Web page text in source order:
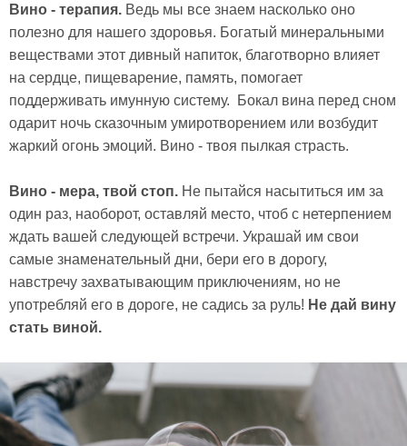
Вино - терапия. Ведь мы все знаем насколько оно
полезно для нашего здоровья. Богатый минеральными
веществами этот дивный напиток, благотворно влияет
на сердце, пищеварение, память, помогает
поддерживать имунную систему. Бокал вина перед сном
одарит ночь сказочным умиротворением или возбудит
жаркий огонь эмоций. Вино - твоя пылкая страсть.
Вино - мера, твой стоп. Не пытайся насытиться им за
один раз, наоборот, оставляй место, чтоб с нетерпением
ждать вашей следующей встречи. Украшай им свои
самые знаменательный дни, бери его в дорогу,
навстречу захватывающим приключениям, но не
употребляй его в дороге, не садись за руль! Не дай вину
стать виной.